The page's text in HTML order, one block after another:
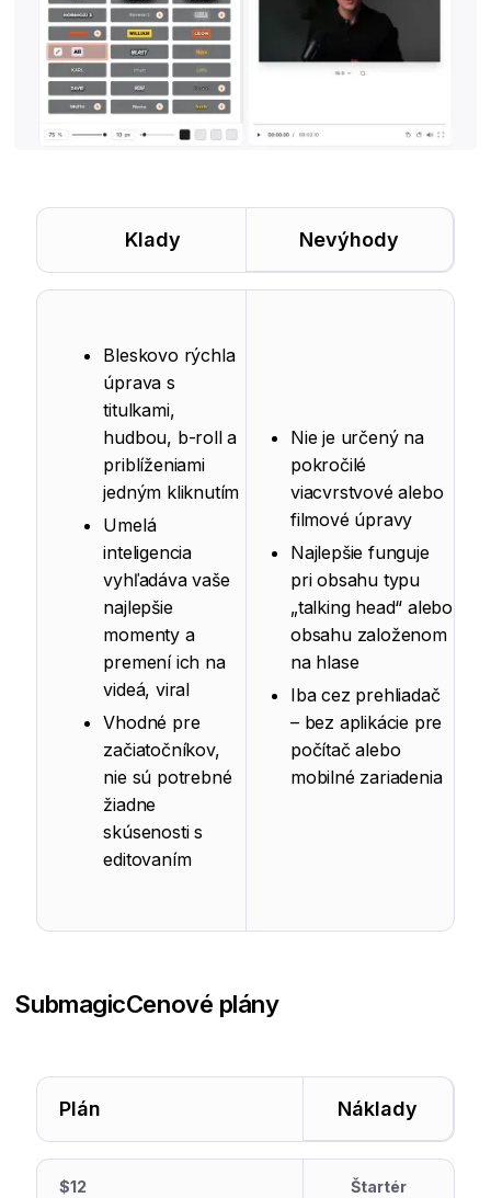
Klady Nevýhody
Bleskovo rýchla
úprava s
titulkami,
hudbou, b-roll a
priblíženiami
jedným kliknutím
Umelá
inteligencia
vyhľadáva vaše
najlepšie
momenty a
premení ich na
videá, viral
Vhodné pre
začiatočníkov,
nie sú potrebné
žiadne
skúsenosti s
editovaním
Nie je určený na
pokročilé
viacvrstvové alebo
filmové úpravy
Najlepšie funguje
pri obsahu typu
„talking head“ alebo
obsahu založenom
na hlase
Iba cez prehliadač
– bez aplikácie pre
počítač alebo
mobilné zariadenia
SubmagicCenové plány
Plán Náklady
$12 Štartér